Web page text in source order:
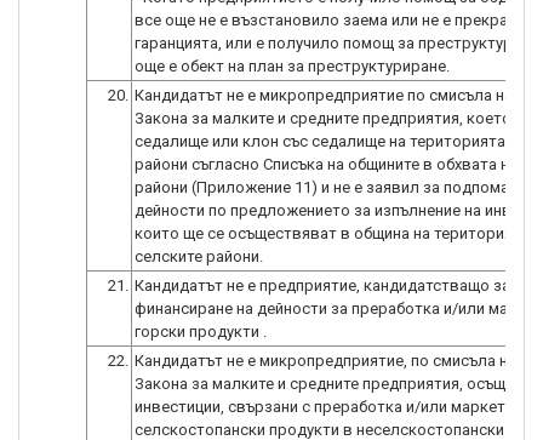
все още не е възстановило заема или не е прекратило
гаранцията, или е получило помощ за
още е обект на план за преструктуриране.
20. Кандидатът не е микропредприятие по смисъла на чл.
Закона за малките и средните предприятия, което има
седалище или клон със седалище на територията на
райони съгласно Списъка на общините в обхвата на
райони (Приложение 11) и не е заявил за подпомагане
дейности по предложението за изпълнение на
които ще се осъществяват в община на територията
селските райони.
21. Кандидатът не е предприятие, кандидатстващо за
финансиране на дейности за преработка и/или
горски продукти .
22. Кандидатът не е микропредприятие, по смисъла на
Закона за малките и средните предприятия,
инвестиции, свързани с преработка и/или маркетинг
селскостопански продукти в неселскостопански